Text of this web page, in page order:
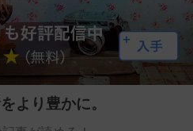
より豊かに。